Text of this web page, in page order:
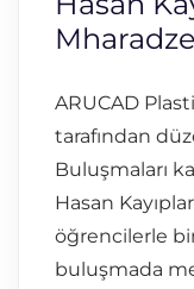
Mharadze
ARUCAD
tarafından
Buluşmaları
Hasan
öğrencilerle
buluşmada